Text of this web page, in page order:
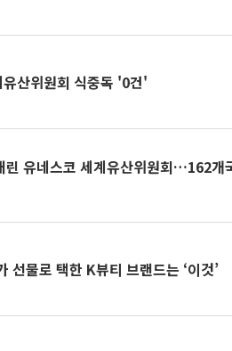
산위원회 식중독 '0건'
린 유네스코 세계유산위원회…162개
선물로 택한 K뷰티 브랜드는 ‘이것’